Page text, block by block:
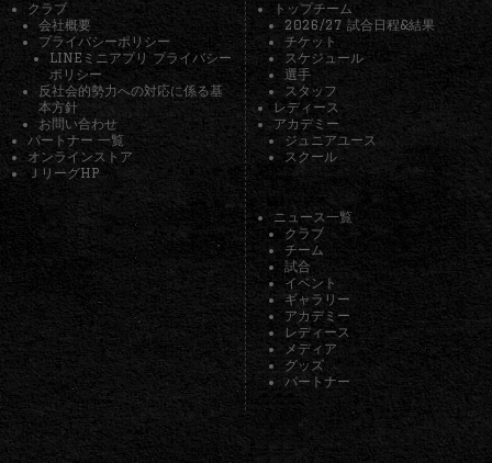
クラブ
会社概要
プライバシーポリシー
LINEミニアプリ プライバシー
ポリシー
反社会的勢力への対応に係る基
本方針
お問い合わせ
パートナー 一覧
オンラインストア
ＪリーグHP
トップチーム
2026/27 試合日程&結果
チケット
スケジュール
選手
スタッフ
レディース
アカデミー
ジュニアユース
スクール
ニュース一覧
クラブ
チーム
試合
イベント
ギャラリー
アカデミー
レディース
メディア
グッズ
パートナー